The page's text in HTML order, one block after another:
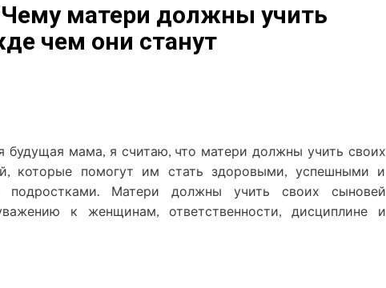
Чему матери должны учить
чем они станут
будущая мама, я считаю, что матери должны учить своих
которые помогут им стать здоровыми, успешными и
подростками. Матери должны учить своих сыновей
к женщинам, ответственности, дисциплине и